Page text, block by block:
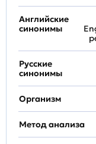
Английские
синонимы
Русские
синонимы
Организм
Метод анализа